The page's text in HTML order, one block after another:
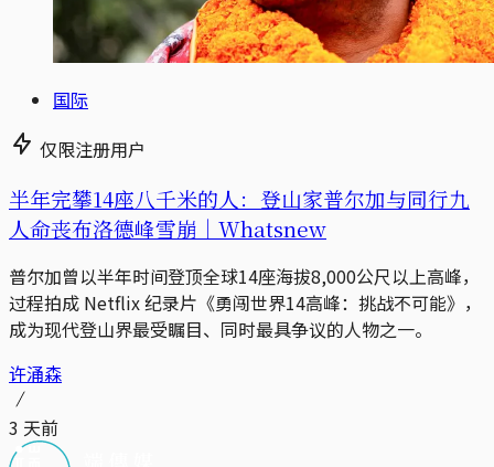
国际
仅限注册用户
半年完攀14座八千米的人：登山家普尔加与同行九
人命丧布洛德峰雪崩｜Whatsnew
普尔加曾以半年时间登顶全球14座海拔8,000公尺以上高峰，
过程拍成 Netflix 纪录片《勇闯世界14高峰：挑战不可能》，
成为现代登山界最受瞩目、同时最具争议的人物之一。
许涌森
3 天前